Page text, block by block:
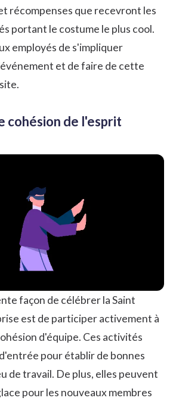
récompenses que recevront les
portant le costume le plus cool.
employés de s'impliquer
et de faire de cette
cohésion de l'esprit
façon de célébrer la Saint
est de participer activement à
d'équipe. Ces activités
pourétablir de bonnes
de travail. De plus, elles peuvent
pour les nouveaux membres